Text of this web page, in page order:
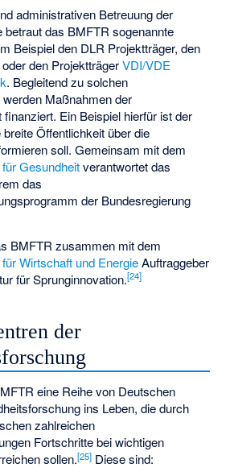
administrativen Betreuung der
betraut das BMFTR sogenannte
Beispiel den DLR Projektträger, den
oder den ProjektträgerVDI/VDE
. Begleitend zu solchen
Maßnahmen der
Ein Beispiel hierfür ist der
breite Öffentlichkeit über die
soll. Gemeinsam mit dem
Gesundheitverantwortet das
das
der Bundesregierung
BMFTR zusammen mit dem
Wirtschaft und EnergieAuftraggeber
für Sprunginnovation.[24]
der
eine Reihe von Deutschen
ins Leben, die durch
zahlreichen
Fortschritte bei wichtigen
sollen.[25] Diese sind: